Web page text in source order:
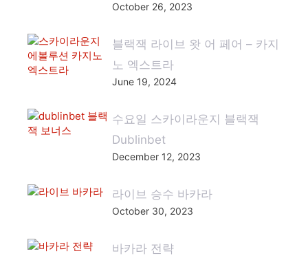
October 26, 2023
블랙잭 라이브 왓 어 페어 – 카지
노 엑스트라
June 19, 2024
수요일 스카이라운지 블랙잭
Dublinbet
December 12, 2023
라이브 승수 바카라
October 30, 2023
바카라 전략